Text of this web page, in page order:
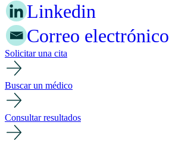
Linkedin
Correo electrónico
Solicitar una cita
Buscar un médico
Consultar resultados